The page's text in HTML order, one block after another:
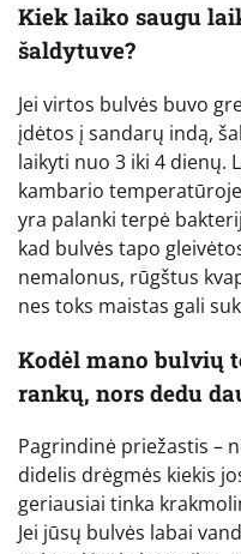
Kiek laiko saugu
šaldytuve?
Jei virtos bulvės buvo
įdėtos į sandarų indą,
laikyti nuo 3 iki 4 dienų.
kambario
yra palanki terpė
kad bulvės tapo
nemalonus, rūgštus
nes toks maistas gali
Kodėl mano bulvių
rankų, nors dedu
Pagrindinė priežastis –
didelis drėgmės kiekis
geriausiai tinka
Jei jūsų bulvės labai